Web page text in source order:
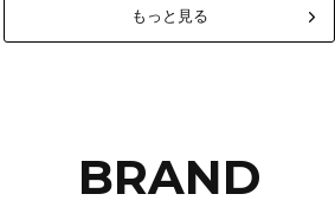
もっと見る
BRAND